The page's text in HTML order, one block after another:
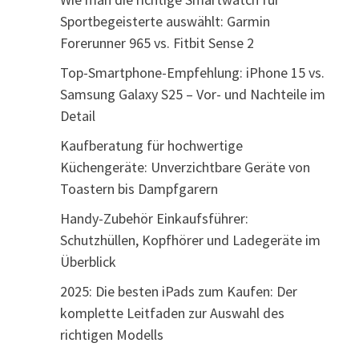
Sportbegeisterte auswählt: Garmin
Forerunner 965 vs. Fitbit Sense 2
Top-Smartphone-Empfehlung: iPhone 15 vs.
Samsung Galaxy S25 – Vor- und Nachteile im
Detail
Kaufberatung für hochwertige
Küchengeräte: Unverzichtbare Geräte von
Toastern bis Dampfgarern
Handy-Zubehör Einkaufsführer:
Schutzhüllen, Kopfhörer und Ladegeräte im
Überblick
2025: Die besten iPads zum Kaufen: Der
komplette Leitfaden zur Auswahl des
richtigen Modells